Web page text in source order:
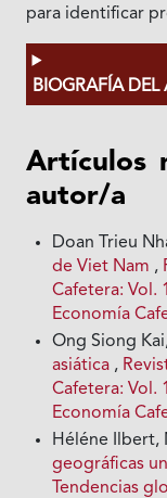
para identificar
BIOGRAFÍA
Artículos
autor/a
Doan Trieu
de Viet Nam ,
Cafetera: Vol.
Economía
Ong Siong
asiática ,
Cafetera: Vol.
Economía
Héléne Ilbert,
geográficas
Tendencias